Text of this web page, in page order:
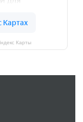
Карты